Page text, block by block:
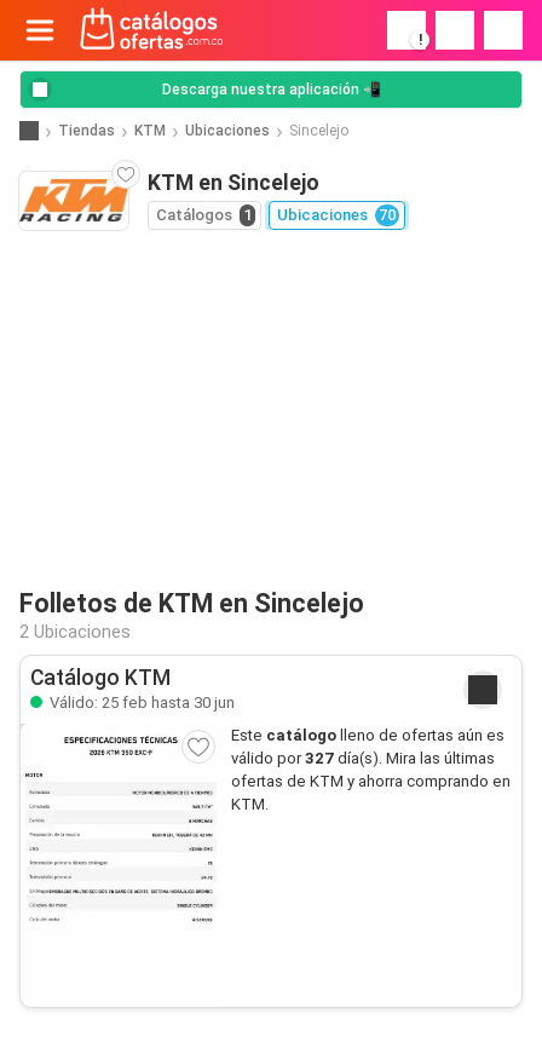
!
Descarga nuestra aplicación 📲
Tiendas KTM Ubicaciones Sincelejo
KTM en Sincelejo
Catálogos 1 Ubicaciones 70
Folletos de KTM en Sincelejo
2 Ubicaciones
Catálogo KTM
Válido: 25 feb hasta 30 jun
Este catálogolleno de ofertas aún es
válido por327día(s). Mira las últimas
ofertas de KTM y ahorra comprando en
KTM.